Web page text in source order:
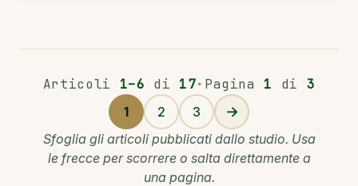
Articoli 1–6 di 17· Pagina 1 di 3
Pagina
1
Pagina
2
Pagina
3 →
Sfoglia gli articoli pubblicati dallo studio. Usa
le frecce per scorrere o salta direttamente a
una pagina.